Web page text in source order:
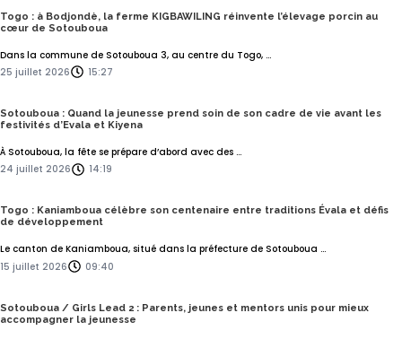
Togo : à Bodjondè, la ferme KIGBAWILING réinvente l’élevage porcin au
cœur de Sotouboua
Dans la commune de Sotouboua 3, au centre du Togo, ...
25 juillet 2026
15:27
Sotouboua : Quand la jeunesse prend soin de son cadre de vie avant les
festivités d’Evala et Kiyena
À Sotouboua, la fête se prépare d’abord avec des ...
24 juillet 2026
14:19
Togo : Kaniamboua célèbre son centenaire entre traditions Évala et défis
de développement
Le canton de Kaniamboua, situé dans la préfecture de Sotouboua ...
15 juillet 2026
09:40
Sotouboua / Girls Lead 2 : Parents, jeunes et mentors unis pour mieux
accompagner la jeunesse